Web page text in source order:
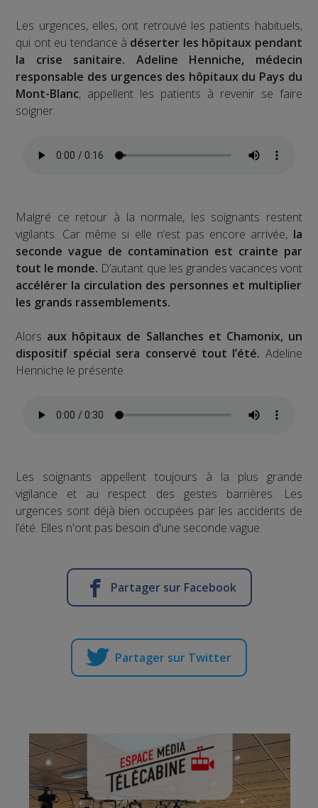
Les urgences, elles, ont retrouvé les patients habituels,
qui ont eu tendance à déserter les hôpitaux pendant
la crise sanitaire.
Adeline Henniche, médecin
responsable des urgences des hôpitaux du Pays du
Mont-Blanc, appellent les patients à revenir se faire
soigner.
Malgré ce retour à la normale, les soignants restent
vigilants. Car même si elle n’est pas encore arrivée, la
seconde vague de contamination est crainte par
tout le monde. D’autant que les grandes vacances vont
accélérer la circulation des personnes et multiplier
les grands rassemblements.
Alors aux hôpitaux de Sallanches et Chamonix, un
dispositif spécial sera conservé tout l’été. Adeline
Henniche le présente.
Les soignants appellent toujours à la plus grande
vigilance et au respect des gestes barrières. Les
urgences sont déjà bien occupées par les accidents de
l’été. Elles n'ont pas besoin d'une seconde vague.
Partager sur Facebook
Partager sur Twitter